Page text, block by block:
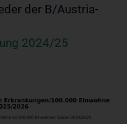
der B/Austria-
2024/25